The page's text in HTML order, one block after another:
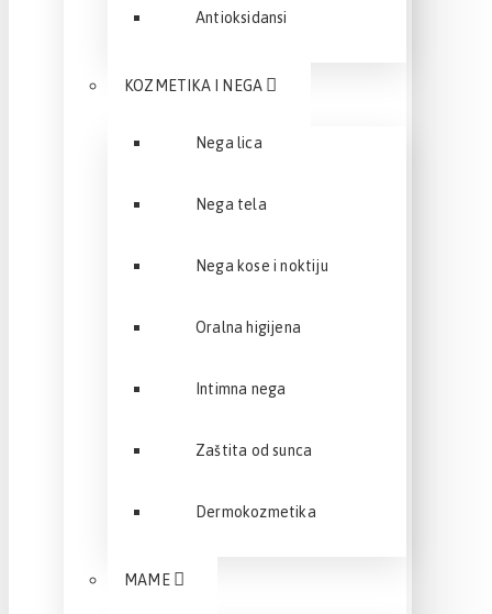
Antioksidansi
KOZMETIKA I NEGA
Nega lica
Nega tela
Nega kose i noktiju
Oralna higijena
Intimna nega
Zaštita od sunca
Dermokozmetika
MAME